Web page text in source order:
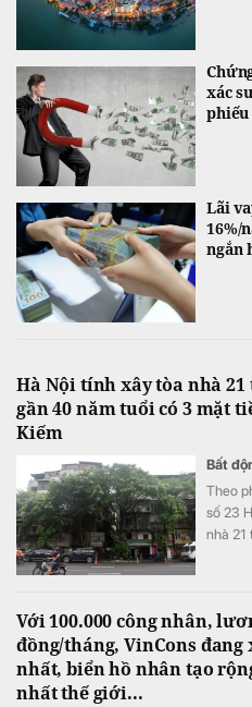
xác
Lãi
16%/
ngắn
Hà Nội tính xây tòa nhà
gần 40 năm tuổi có 3 mặt
Kiếm
Bất
Theo
số 23
nhà 21
Với 100.000 công nhân,
đồng/tháng, VinCons
nhất, biển hồ nhân tạo
nhất thế giới...